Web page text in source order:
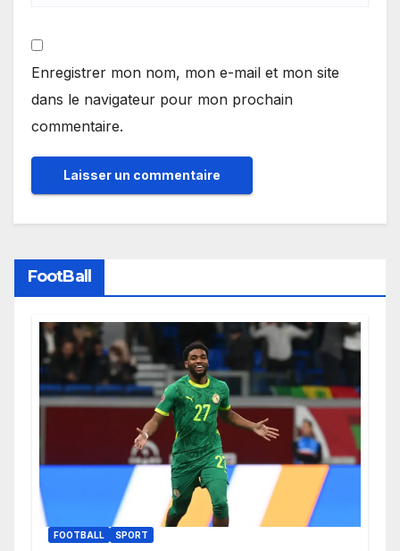
Enregistrer mon nom, mon e-mail et mon site
dans le navigateur pour mon prochain
commentaire.
FootBall
FOOTBALL SPORT